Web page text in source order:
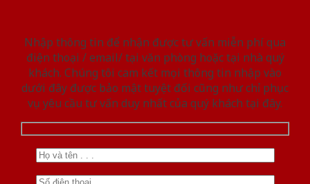
Nhập thông tin để nhận được tư vấn miễn phí qua
điện thoại / email/ tại văn phòng hoặc tại nhà quý
khách. Chúng tôi cam kết mọi thông tin nhập vào
dưới đây được bảo mật tuyệt đối cũng như chỉ phục
vụ yêu cầu tư vấn duy nhất của quý khách tại đây.